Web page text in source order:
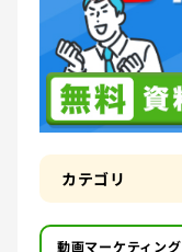
カテゴリ
動画マーケティング